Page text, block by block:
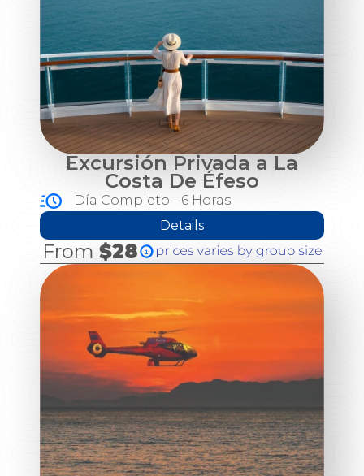
Excursión Privada a La
Costa De Éfeso
Día Completo - 6 Horas
Details
From $28